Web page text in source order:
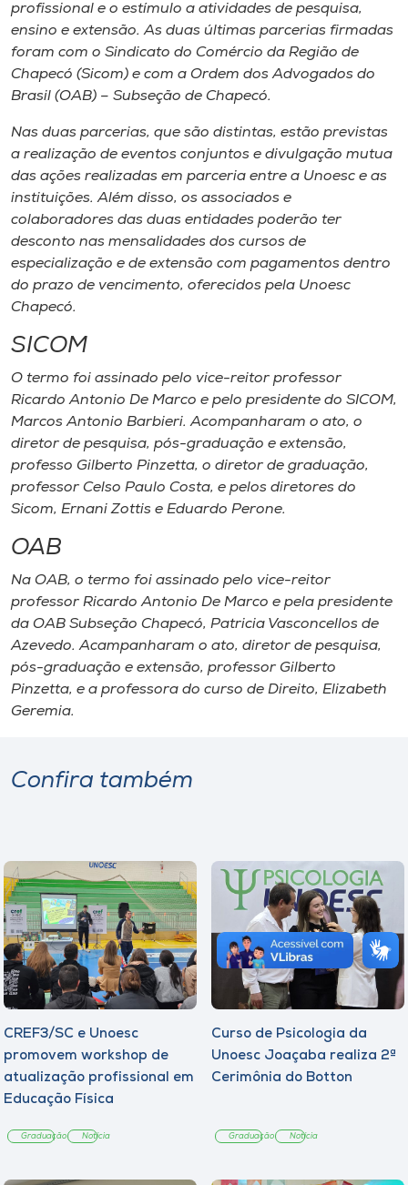
Unoesc
Store
Selecione
o idioma
profissional e o estímulo a atividades de pesquisa,
ensino e extensão. As duas últimas parcerias firmadas
foram com o Sindicato do Comércio da Região de
Chapecó (Sicom) e com a Ordem dos Advogados do
Brasil (OAB) – Subseção de Chapecó.
Nas duas parcerias, que são distintas, estão previstas
a realização de eventos conjuntos e divulgação mutua
das ações realizadas em parceria entre a Unoesc e as
instituições. Além disso, os associados e
colaboradores das duas entidades poderão ter
desconto nas mensalidades dos cursos de
especialização e de extensão com pagamentos dentro
do prazo de vencimento, oferecidos pela Unoesc
Chapecó.
SICOM
O termo foi assinado pelo vice-reitor professor
Ricardo Antonio De Marco e pelo presidente do SICOM,
Marcos Antonio Barbieri. Acompanharam o ato, o
diretor de pesquisa, pós-graduação e extensão,
professo Gilberto Pinzetta, o diretor de graduação,
professor Celso Paulo Costa, e pelos diretores do
Sicom, Ernani Zottis e Eduardo Perone.
OAB
Na OAB, o termo foi assinado pelo vice-reitor
professor Ricardo Antonio De Marco e pela presidente
da OAB Subseção Chapecó, Patricia Vasconcellos de
Azevedo. Acampanharam o ato, diretor de pesquisa,
pós-graduação e extensão, professor Gilberto
Pinzetta, e a professora do curso de Direito, Elizabeth
Geremia.
Confira também
CREF3/SC e Unoesc
promovem workshop de
atualização profissional em
Educação Física
Graduação Notícia
Curso de Psicologia da
Unoesc Joaçaba realiza 2ª
Cerimônia do Botton
Graduação Notícia